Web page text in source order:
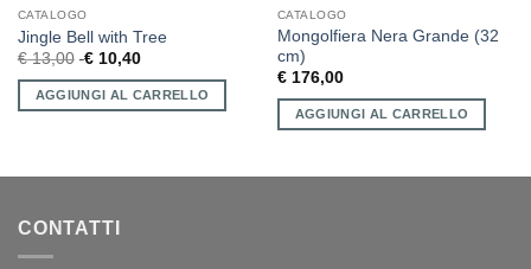
CATALOGO
Jingle Bell with Tree
€13,00 €10,40
AGGIUNGI AL CARRELLO
CATALOGO
Mongolfiera Nera Grande (32
cm)
€176,00
AGGIUNGI AL CARRELLO
CONTATTI